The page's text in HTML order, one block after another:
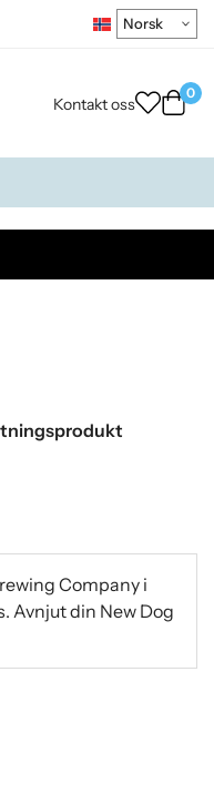
Kontakt oss
0
Company i
Avnjut din New Dog